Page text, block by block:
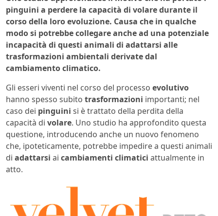
pinguini a perdere la capacità di volare durante il
corso della loro evoluzione. Causa che in qualche
modo si potrebbe collegare anche ad una potenziale
incapacità di questi animali di adattarsi alle
trasformazioni ambientali derivate dal
cambiamento climatico.
Gli esseri viventi nel corso del processo evolutivo
hanno spesso subito trasformazioni importanti; nel
caso dei pinguini si è trattato della perdita della
capacità di volare. Uno studio ha approfondito questa
questione, introducendo anche un nuovo fenomeno
che, ipoteticamente, potrebbe impedire a questi animali
di adattarsi ai cambiamenti climatici attualmente in
atto.